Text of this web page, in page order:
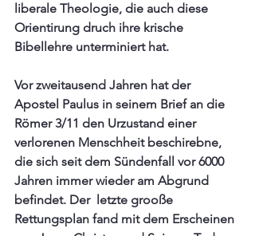
liberale Theologie, die auch diese
Orientirung druch ihre krische
Bibellehre unterminiert hat.
Vor zweitausend Jahren hat der
Apostel Paulus in seinem Brief an die
Römer 3/11 den Urzustand einer
verlorenen Menschheit beschirebne,
die sich seit dem Sündenfall vor 6000
Jahren immer wieder am Abgrund
befindet. Der  letzte grooße
Rettungsplan fand mit dem Erscheinen